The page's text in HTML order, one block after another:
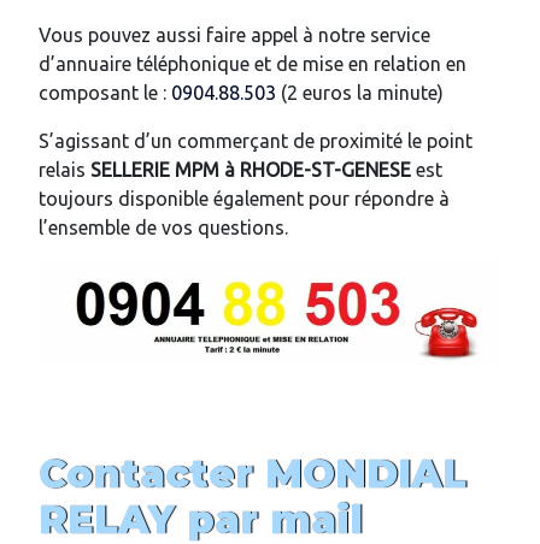
Vous pouvez aussi faire appel à notre service
d’annuaire téléphonique et de mise en relation en
composant le : 0904.88.503 (2 euros la minute)
S’agissant d’un commerçant de proximité le point
relais SELLERIE MPM à RHODE-ST-GENESE est
toujours disponible également pour répondre à
l’ensemble de vos questions.
Contacter MONDIAL
RELAY par mail